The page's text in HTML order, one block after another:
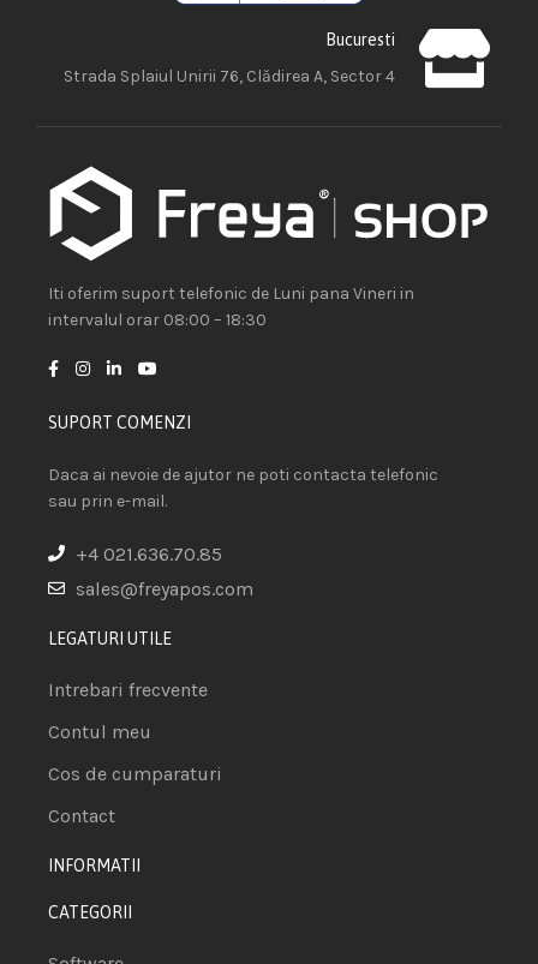
Bucuresti
Strada Splaiul Unirii 76, Clădirea A, Sector 4
Iti oferim suport telefonic de Luni pana Vineri in
intervalul orar 08:00 – 18:30
SUPORT COMENZI
Daca ai nevoie de ajutor ne poti contacta telefonic
sau prin e-mail.
+4 021.636.70.85
sales@freyapos.com
LEGATURI UTILE
Intrebari frecvente
Contul meu
Cos de cumparaturi
Contact
INFORMATII
CATEGORII